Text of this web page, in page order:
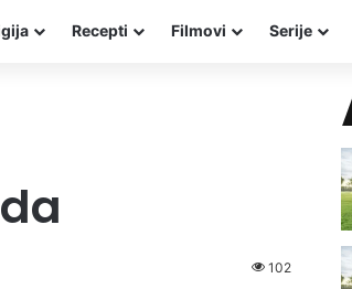
Recepti Filmovi Serije
102